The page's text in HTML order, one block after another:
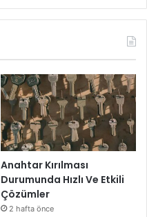
Anahtar Kırılması
Durumunda Hızlı Ve Etkili
Çözümler
2 hafta önce